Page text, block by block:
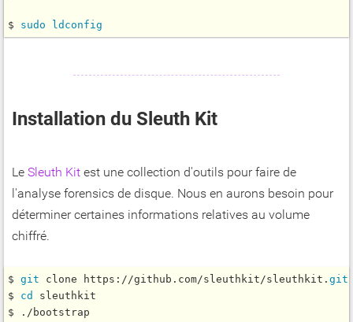
$ sudo ldconfig
Installation du Sleuth Kit
Le Sleuth Kit est une collection d'outils pour faire de
l'analyse forensics de disque. Nous en aurons besoin pour
déterminer certaines informations relatives au volume
chiffré.
$ git clone https://github.com/sleuthkit/sleuthkit. git
$ cd
sleuthkit
$ ./bootstrap